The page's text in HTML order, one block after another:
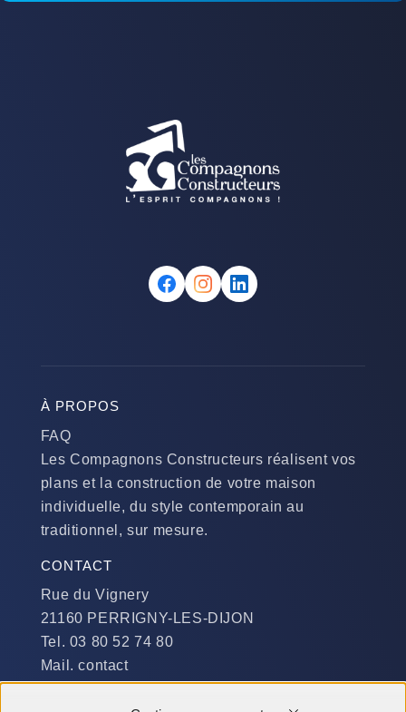
À PROPOS
FAQ
Les Compagnons Constructeurs réalisent vos
plans et la construction de votre maison
individuelle, du style contemporain au
traditionnel, sur mesure.
CONTACT
Rue du Vignery
21160 PERRIGNY-LES-DIJON
Tel. 03 80 52 74 80
Mail. contact